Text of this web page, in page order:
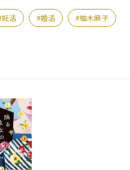
妊活 婚活 柚木麻子